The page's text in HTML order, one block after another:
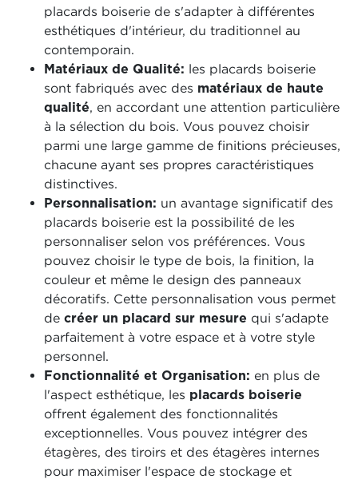
placards boiserie de s'adapter à différentes
esthétiques d'intérieur, du traditionnel au
contemporain.
Matériaux de Qualité: les placards boiserie
sont fabriqués avec des matériaux de haute
qualité, en accordant une attention particulière
à la sélection du bois. Vous pouvez choisir
parmi une large gamme de finitions précieuses,
chacune ayant ses propres caractéristiques
distinctives.
Personnalisation: un avantage significatif des
placards boiserie est la possibilité de les
personnaliser selon vos préférences. Vous
pouvez choisir le type de bois, la finition, la
couleur et même le design des panneaux
décoratifs. Cette personnalisation vous permet
de créer un placard sur mesure qui s'adapte
parfaitement à votre espace et à votre style
personnel.
Fonctionnalité et Organisation: en plus de
l'aspect esthétique, les placards boiserie
offrent également des fonctionnalités
exceptionnelles. Vous pouvez intégrer des
étagères, des tiroirs et des étagères internes
pour maximiser l'espace de stockage et